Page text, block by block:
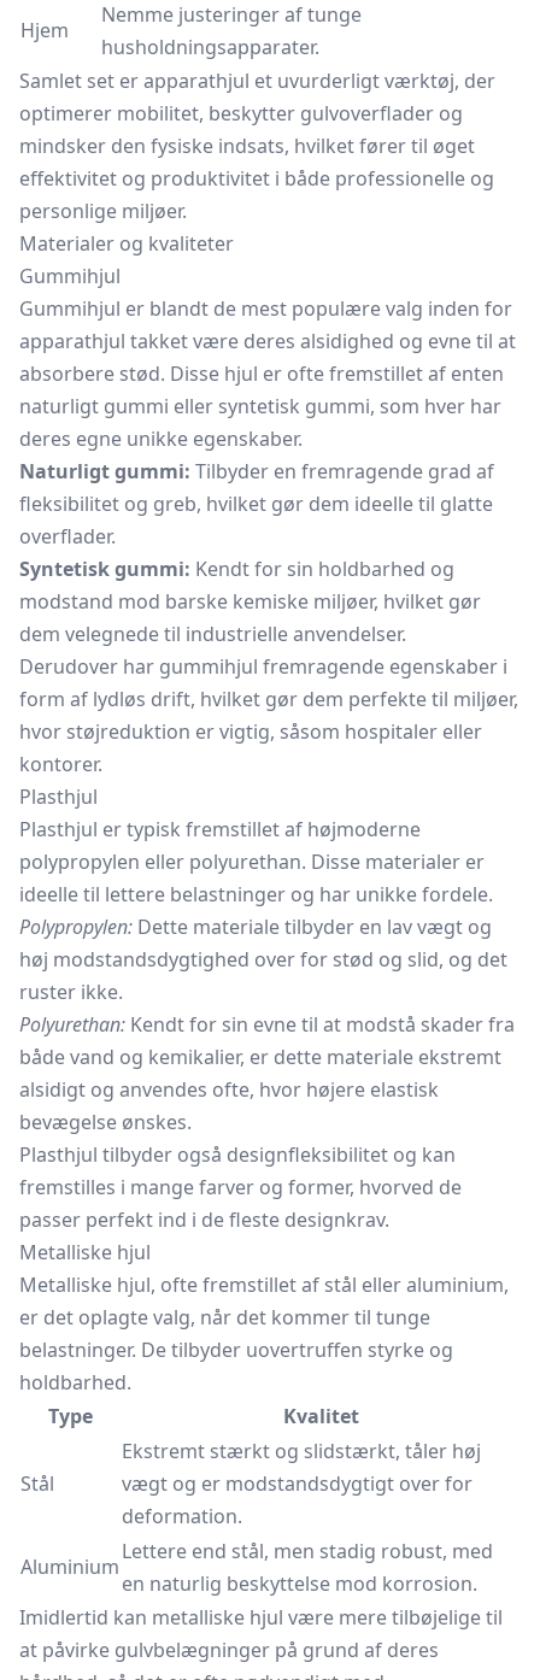
Hjem
Nemme justeringer af tunge
husholdningsapparater.
Samlet set er apparathjul et uvurderligt værktøj, der
optimerer mobilitet, beskytter gulvoverflader og
mindsker den fysiske indsats, hvilket fører til øget
effektivitet og produktivitet i både professionelle og
personlige miljøer.
Materialer og kvaliteter
Gummihjul
Gummihjul er blandt de mest populære valg inden for
apparathjul takket være deres alsidighed og evne til at
absorbere stød. Disse hjul er ofte fremstillet af enten
naturligt gummi eller syntetisk gummi, som hver har
deres egne unikke egenskaber.
Naturligt gummi: Tilbyder en fremragende grad af
fleksibilitet og greb, hvilket gør dem ideelle til glatte
overflader.
Syntetisk gummi: Kendt for sin holdbarhed og
modstand mod barske kemiske miljøer, hvilket gør
dem velegnede til industrielle anvendelser.
Derudover har gummihjul fremragende egenskaber i
form af lydløs drift, hvilket gør dem perfekte til miljøer,
hvor støjreduktion er vigtig, såsom hospitaler eller
kontorer.
Plasthjul
Plasthjul er typisk fremstillet af højmoderne
polypropylen eller polyurethan. Disse materialer er
ideelle til lettere belastninger og har unikke fordele.
Polypropylen: Dette materiale tilbyder en lav vægt og
høj modstandsdygtighed over for stød og slid, og det
ruster ikke.
Polyurethan: Kendt for sin evne til at modstå skader fra
både vand og kemikalier, er dette materiale ekstremt
alsidigt og anvendes ofte, hvor højere elastisk
bevægelse ønskes.
Plasthjul tilbyder også designfleksibilitet og kan
fremstilles i mange farver og former, hvorved de
passer perfekt ind i de fleste designkrav.
Metalliske hjul
Metalliske hjul, ofte fremstillet af stål eller aluminium,
er det oplagte valg, når det kommer til tunge
belastninger. De tilbyder uovertruffen styrke og
holdbarhed.
Type
Kvalitet
Stål
Ekstremt stærkt og slidstærkt, tåler høj
vægt og er modstandsdygtigt over for
deformation.
Aluminium
Lettere end stål, men stadig robust, med
en naturlig beskyttelse mod korrosion.
Imidlertid kan metalliske hjul være mere tilbøjelige til
at påvirke gulvbelægninger på grund af deres